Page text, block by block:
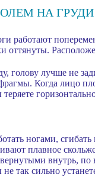
НА ГРУДИ
работают
оттянуты.
голову лучше не
Когда лицо
ногами,
плавное
внутрь, по
так сильно